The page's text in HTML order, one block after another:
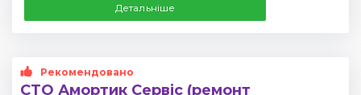
Детальніше
Рекомендовано
СТО Амортик Сервіс (ремонт